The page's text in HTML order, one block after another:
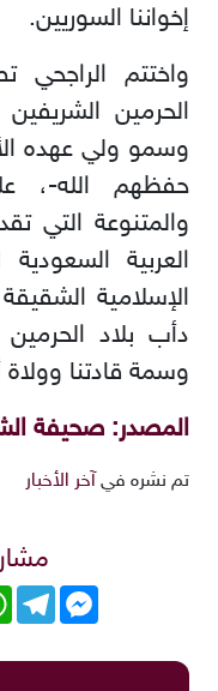
إخواننا السوريين.
واختتم الراجحي
الحرمين
وسمو ولي عهده
حفظهم الله-،
والمتنوعة التي
العربية
الإسلامية
دأب بلاد
وسمة قادتنا
المصدر: صحيفة
تم نشره في آخر الأخبار
Messenger